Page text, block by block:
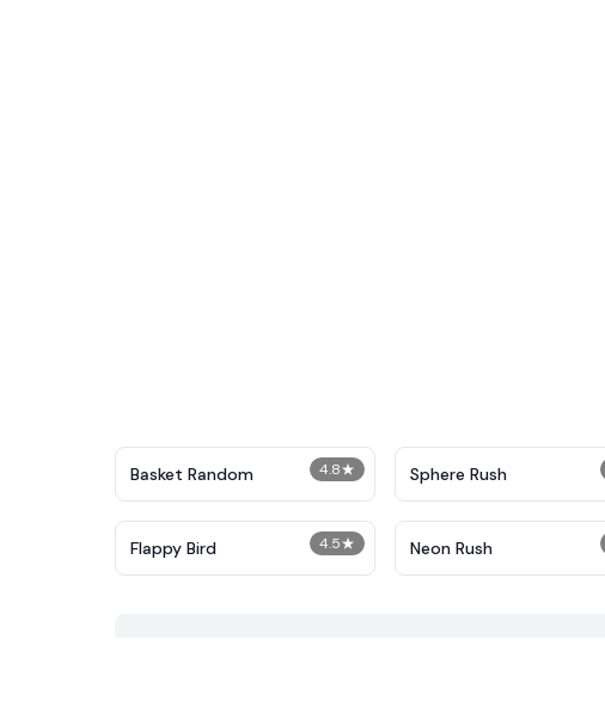
4.8★
Basket Random Sphere Rush
4.5★
Flappy Bird Neon Rush